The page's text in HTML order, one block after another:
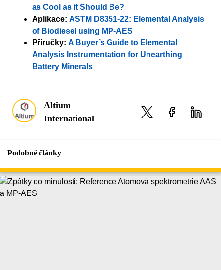
as Cool as it Should Be?
Aplikace: ASTM D8351-22: Elemental Analysis
of Biodiesel using MP-AES
Příručky: A Buyer’s Guide to Elemental
Analysis Instrumentation for Unearthing
Battery Minerals
Altium
International
Podobné články